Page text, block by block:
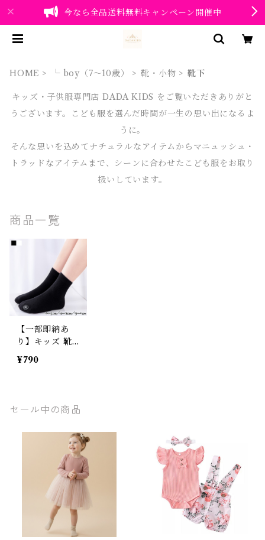
今なら全品送料無料キャンペーン開催中
HOME └ boy（7～10歳） 靴・小物 靴下
キッズ・子供服専門店 DADA KIDS をご覧いただきありがと
うございます。こども服を選んだ時間が一生の思い出になるよ
うに。
そんな思いを込めてナチュラルなアイテムからマニュッシュ・
トラッドなアイテムまで、シーンに合わせたこども服をお取り
扱いしています。
商品一覧
【一部即納あ
り】キッズ 靴
下 シームレス
ソックス 感覚
稚園 学校 ホワ
イト ブラック
16~18cm 19~2
¥790
セール中の商品